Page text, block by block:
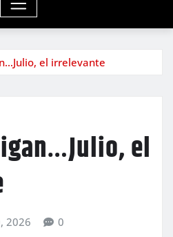
el irrelevante
el
2026 0